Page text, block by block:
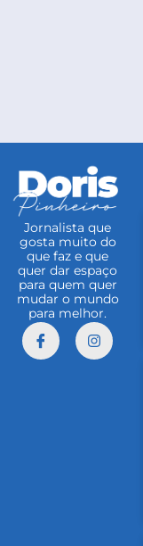
Jornalista que
gosta muito do
que faz e que
quer dar espaço
para quem quer
mudar o mundo
para melhor.